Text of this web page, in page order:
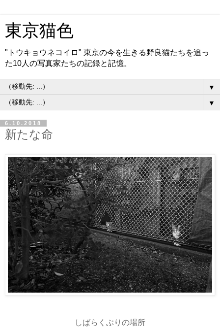
東京猫色
"トウキョウネコイロ" 東京の今を生きる野良猫たちを追っ
た10人の写真家たちの記録と記憶。
▼
▼
6.10.2018
新たな命
しばらくぶりの場所